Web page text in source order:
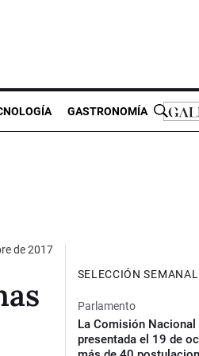
GASTRONOMÍA
de 2017
SELECCIÓN SEMANAL
Parlamento
La Comisión
presentada el 19 de